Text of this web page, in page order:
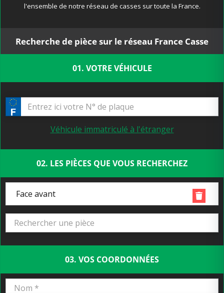
l'ensemble de notre réseau de casses sur toute la France.
Recherche de pièce sur le réseau France Casse
01. VOTRE VÉHICULE
Véhicule immatriculé à l'étranger
02. LES PIÈCES QUE VOUS RECHERCHEZ
Face avant
03. VOS COORDONNÉES